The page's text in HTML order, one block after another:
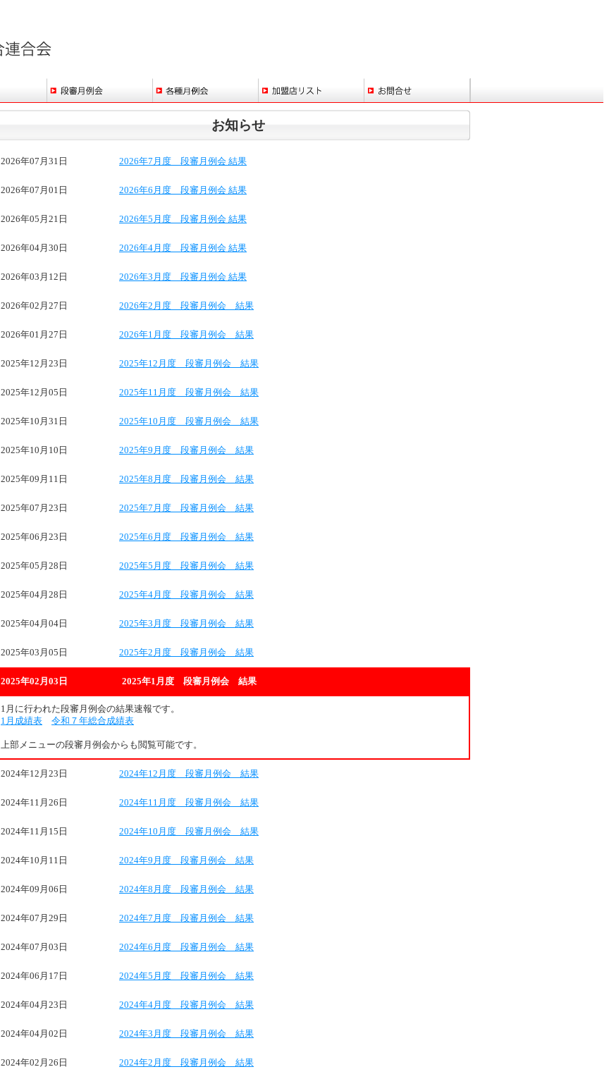
お知らせ
2026年07月31日 2026年7月度 段審月例会 結果
2026年07月01日 2026年6月度 段審月例会 結果
2026年05月21日 2026年5月度 段審月例会 結果
2026年04月30日 2026年4月度 段審月例会 結果
2026年03月12日 2026年3月度 段審月例会 結果
2026年02月27日 2026年2月度 段審月例会 結果
2026年01月27日 2026年1月度 段審月例会 結果
2025年12月23日 2025年12月度 段審月例会 結果
2025年12月05日 2025年11月度 段審月例会 結果
2025年10月31日 2025年10月度 段審月例会 結果
2025年10月10日 2025年9月度 段審月例会 結果
2025年09月11日 2025年8月度 段審月例会 結果
2025年07月23日 2025年7月度 段審月例会 結果
2025年06月23日 2025年6月度 段審月例会 結果
2025年05月28日 2025年5月度 段審月例会 結果
2025年04月28日 2025年4月度 段審月例会 結果
2025年04月04日 2025年3月度 段審月例会 結果
2025年03月05日 2025年2月度 段審月例会 結果
2025年02月03日 2025年1月度 段審月例会 結果
1月に行われた段審月例会の結果速報です。
1月成績表
令和７年総合成績表
上部メニューの段審月例会からも閲覧可能です。
2024年12月23日 2024年12月度 段審月例会 結果
2024年11月26日 2024年11月度 段審月例会 結果
2024年11月15日 2024年10月度 段審月例会 結果
2024年10月11日 2024年9月度 段審月例会 結果
2024年09月06日 2024年8月度 段審月例会 結果
2024年07月29日 2024年7月度 段審月例会 結果
2024年07月03日 2024年6月度 段審月例会 結果
2024年06月17日 2024年5月度 段審月例会 結果
2024年04月23日 2024年4月度 段審月例会 結果
2024年04月02日 2024年3月度 段審月例会 結果
2024年02月26日 2024年2月度 段審月例会 結果